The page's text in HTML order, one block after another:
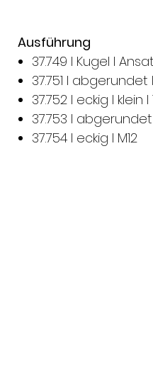
Ausführung
37.749 I Kugel I
37.751 I abgerundet
37.752 I eckig I klein I
37.753 I abgerundet
37.754 I eckig I M12